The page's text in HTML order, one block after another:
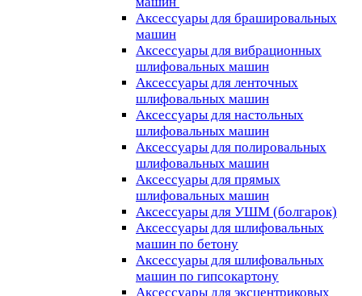
Аксессуары для брашировальных
машин
Аксессуары для вибрационных
шлифовальных машин
Аксессуары для ленточных
шлифовальных машин
Аксессуары для настольных
шлифовальных машин
Аксессуары для полировальных
шлифовальных машин
Аксессуары для прямых
шлифовальных машин
Аксессуары для УШМ (болгарок)
Аксессуары для шлифовальных
машин по бетону
Аксессуары для шлифовальных
машин по гипсокартону
Аксессуары для эксцентриковых